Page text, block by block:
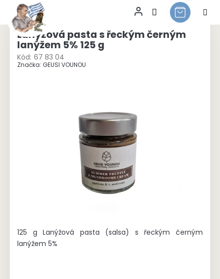
Přejít
obsahLanýžová pasta s řeckým černým
lanýžem 5% 125 g
Kód: 67 83 04
Značka: GEUSI VOUNOU
125 g Lanýžová pasta (salsa) s řeckým černým
lanýžem 5%